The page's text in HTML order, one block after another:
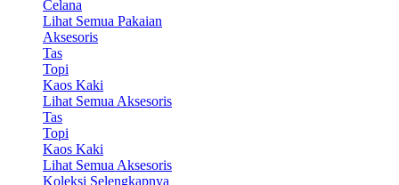
Celana
Lihat Semua Pakaian
Aksesoris
Tas
Topi
Kaos Kaki
Lihat Semua Aksesoris
Tas
Topi
Kaos Kaki
Lihat Semua Aksesoris
Koleksi Selengkapnya